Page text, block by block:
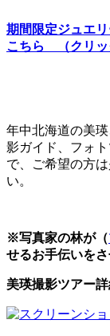
期間限定ジュエ
こちら （クリッ
年中北海道の美
影ガイド、フォ
で、ご希望の方
い。
※写真家の林が（
せるお手伝いをさ
美瑛撮影ツアー